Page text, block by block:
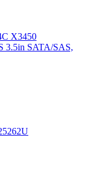
X3450
3.5in SATA/SAS,